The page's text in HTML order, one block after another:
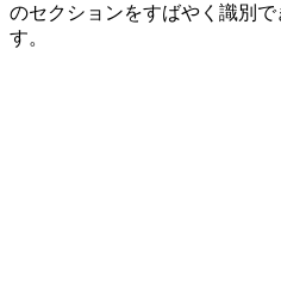
のセクションをすばやく識別
す。